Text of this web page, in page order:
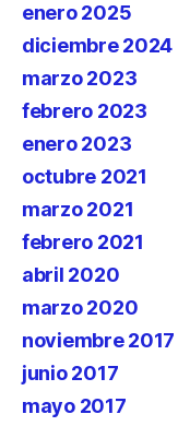
enero 2025
diciembre 2024
marzo 2023
febrero 2023
enero 2023
octubre 2021
marzo 2021
febrero 2021
abril 2020
marzo 2020
noviembre 2017
junio 2017
mayo 2017